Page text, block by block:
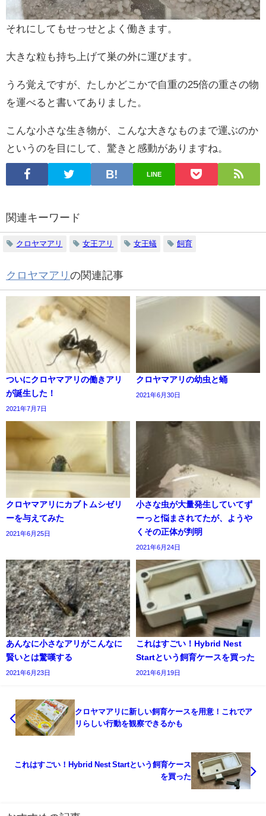
それにしてもせっせとよく働きます。
大きな粒も持ち上げて巣の外に運びます。
うろ覚えですが、たしかどこかで自重の25倍の重さの物
を運べると書いてありました。
こんな小さな生き物が、こんな大きなものまで運ぶのか
というのを目にして、驚きと感動がありますね。
LINE
関連キーワード
クロヤマアリ 女王アリ 女王蟻 飼育
クロヤマアリ の関連記事
ついにクロヤマアリの働きアリ
が誕生した！
2021年7月7日
クロヤマアリの幼虫と蛹
2021年6月30日
クロヤマアリにカブトムシゼリ
ーを与えてみた
2021年6月25日
小さな虫が大量発生していてず
ーっと悩まされてたが、ようや
くその正体が判明
2021年6月24日
あんなに小さなアリがこんなに
賢いとは驚嘆する
2021年6月23日
これはすごい！Hybrid Nest
Startという飼育ケースを買った
2021年6月19日
クロヤマアリに新しい飼育ケースを用意！これでア
リらしい行動を観察できるかも
これはすごい！Hybrid Nest Startという飼育ケース
を買った